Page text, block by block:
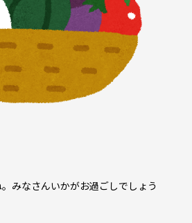
みなさんいかがお過ごしでしょう